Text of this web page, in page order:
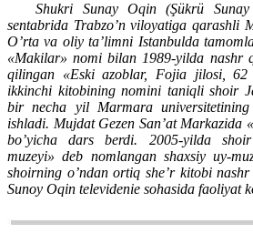
Shukri Sunay Oqin (Şükrü Sunay
sentabrida Trabzo’n viloyatiga qarashli
O’rta va oliy ta’limni Istanbulda
«Makilar» nomi bilan 1989-yilda nashr
qilingan «Eski azoblar, Fojia jilosi, 62
ikkinchi kitobining nomini taniqli shoir
bir necha yil Marmara universitetining
ishladi. Mujdat Gezen San’at Markazida
bo’yicha dars berdi. 2005-yilda
muzeyi» deb nomlangan shaxsiy uy-
shoirning o’ndan ortiq she’r kitobi
Sunoy Oqin televidenie sohasida faoliyat